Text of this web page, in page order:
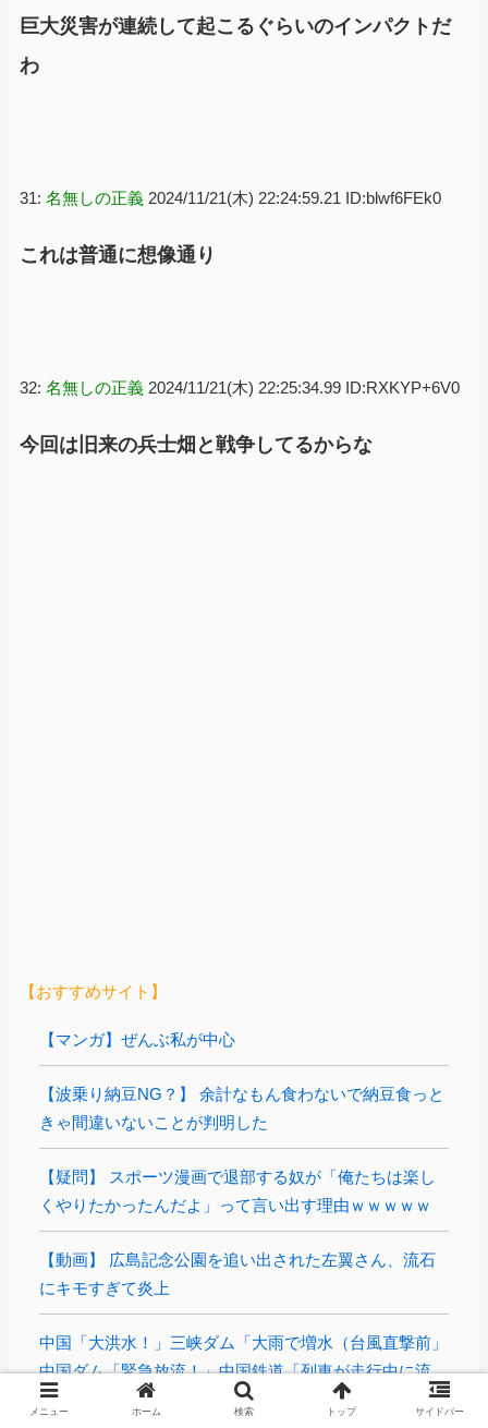
巨大災害が連続して起こるぐらいのインパクトだ
わ
31: 名無しの正義 2024/11/21(木) 22:24:59.21 ID:blwf6FEk0
これは普通に想像通り
32: 名無しの正義 2024/11/21(木) 22:25:34.99 ID:RXKYP+6V0
今回は旧来の兵士畑と戦争してるからな
【おすすめサイト】
【マンガ】ぜんぶ私が中心
【波乗り納豆NG？】 余計なもん食わないで納豆食っと
きゃ間違いないことが判明した
【疑問】 スポーツ漫画で退部する奴が「俺たちは楽し
くやりたかったんだよ」って言い出す理由ｗｗｗｗｗ
【動画】 広島記念公園を追い出された左翼さん、流石
にキモすぎて炎上
中国「大洪水！」三峡ダム「大雨で増水（台風直撃前」
中国ダム「緊急放流！」中国鉄道「列車が走行中に流
さ...
メニュー ホーム 検索 トップ サイドバー